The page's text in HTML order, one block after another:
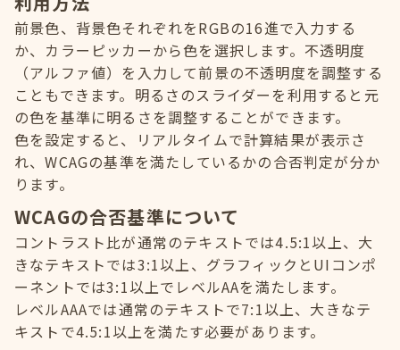
前景色、背景色それぞれをRGBの16進で入力する
か、カラーピッカーから色を選択します。不透明度
（アルファ値）を入力して前景の不透明度を調整する
こともできます。明るさのスライダーを利用すると元
の色を基準に明るさを調整することができます。
色を設定すると、リアルタイムで計算結果が表示さ
れ、WCAGの基準を満たしているかの合否判定が分か
ります。
WCAGの合否基準について
コントラスト比が通常のテキストでは4.5:1以上、大
きなテキストでは3:1以上、グラフィックとUIコンポ
ーネントでは3:1以上でレベルAAを満たします。
レベルAAAでは通常のテキストで7:1以上、大きなテ
キストで4.5:1以上を満たす必要があります。